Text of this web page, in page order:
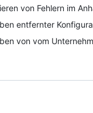
von Fehlern im
entfernter
von vom